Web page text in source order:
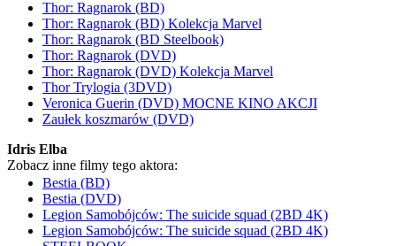
Thor: Ragnarok (BD)
Thor: Ragnarok (BD) Kolekcja Marvel
Thor: Ragnarok (BD Steelbook)
Thor: Ragnarok (DVD)
Thor: Ragnarok (DVD) Kolekcja Marvel
Thor Trylogia (3DVD)
Veronica Guerin (DVD) MOCNE KINO AKCJI
Zaułek koszmarów (DVD)
Idris Elba
Zobacz inne filmy tego aktora:
Bestia (BD)
Bestia (DVD)
Legion Samobójców: The suicide squad (2BD 4K)
Legion Samobójców: The suicide squad (2BD 4K)